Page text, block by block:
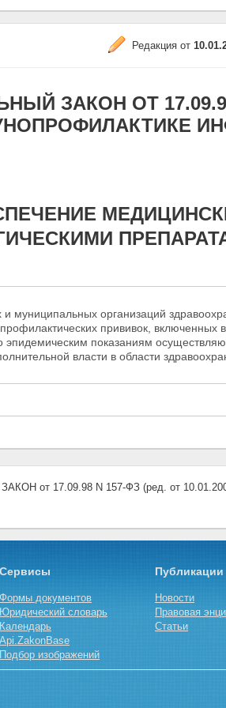
Редакция от
ЗАКОН ОТ
и муниципальных организаций
прививок, включенных
эпидемическим показаниям
власти в области
от 17.09.98 N 157-ФЗ (ред. от
Сервисы
Формы документов
Юридический словарь
Календарь
Api.ZakonBase
Подбор изображений
Публикации
Новости
Правовая
Статьи